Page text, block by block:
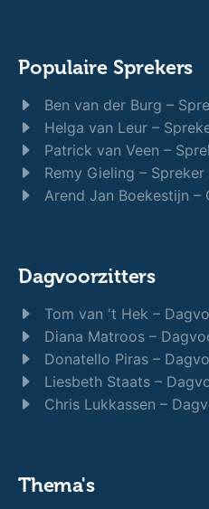
Populaire Sprekers
Ben van der Burg –
Helga van Leur –
Patrick van Veen –
Remy Gieling – Spreker
Arend Jan Boekestijn –
Dagvoorzitters
Tom van 't Hek –
Diana Matroos –
Donatello Piras –
Liesbeth Staats –
Chris Lukkassen –
Thema's